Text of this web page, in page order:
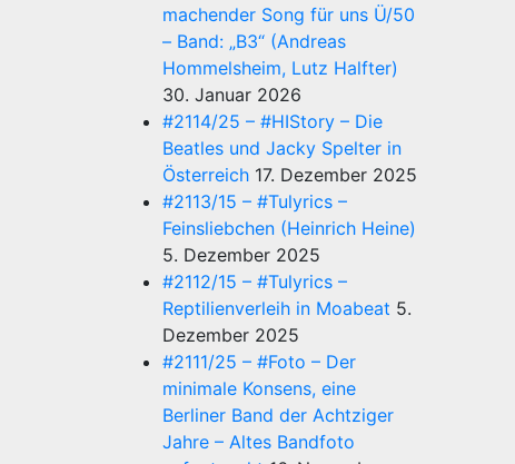
machender Song für uns Ü/50
– Band: „B3“ (Andreas
Hommelsheim, Lutz Halfter)
30. Januar 2026
#2114/25 – #HIStory – Die
Beatles und Jacky Spelter in
Österreich 17. Dezember 2025
#2113/15 – #Tulyrics –
Feinsliebchen (Heinrich Heine)
5. Dezember 2025
#2112/15 – #Tulyrics –
Reptilienverleih in Moabeat 5.
Dezember 2025
#2111/25 – #Foto – Der
minimale Konsens, eine
Berliner Band der Achtziger
Jahre – Altes Bandfoto